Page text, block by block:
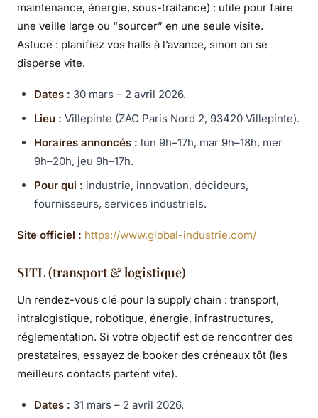
maintenance, énergie, sous-traitance) : utile pour faire
une veille large ou “sourcer” en une seule visite.
Astuce : planifiez vos halls à l’avance, sinon on se
disperse vite.
Dates : 30 mars – 2 avril 2026.
Lieu : Villepinte (ZAC Paris Nord 2, 93420 Villepinte).
Horaires annoncés : lun 9h–17h, mar 9h–18h, mer
9h–20h, jeu 9h–17h.
Pour qui : industrie, innovation, décideurs,
fournisseurs, services industriels.
Site officiel : https://www.global-industrie.com/
SITL (transport & logistique)
Un rendez-vous clé pour la supply chain : transport,
intralogistique, robotique, énergie, infrastructures,
réglementation. Si votre objectif est de rencontrer des
prestataires, essayez de booker des créneaux tôt (les
meilleurs contacts partent vite).
Dates : 31 mars – 2 avril 2026.